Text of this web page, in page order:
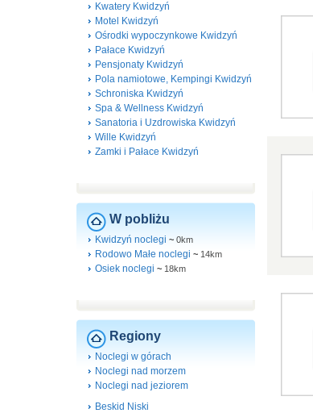
Kwatery Kwidzyń
Motel Kwidzyń
Ośrodki wypoczynkowe Kwidzyń
Pałace Kwidzyń
Pensjonaty Kwidzyń
Pola namiotowe, Kempingi Kwidzyń
Schroniska Kwidzyń
Spa & Wellness Kwidzyń
Sanatoria i Uzdrowiska Kwidzyń
Wille Kwidzyń
Zamki i Pałace Kwidzyń
W pobliżu
Kwidzyń noclegi ~ 0km
Rodowo Małe noclegi ~ 14km
Osiek noclegi ~ 18km
Regiony
Noclegi w górach
Noclegi nad morzem
Noclegi nad jeziorem
Beskid Niski